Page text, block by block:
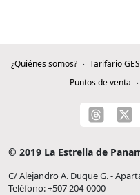
¿Quiénes somos? Tarifario
Puntos de venta
© 2019 La Estrella de
C/ Alejandro A. Duque G. -
Teléfono: +507 204-0000